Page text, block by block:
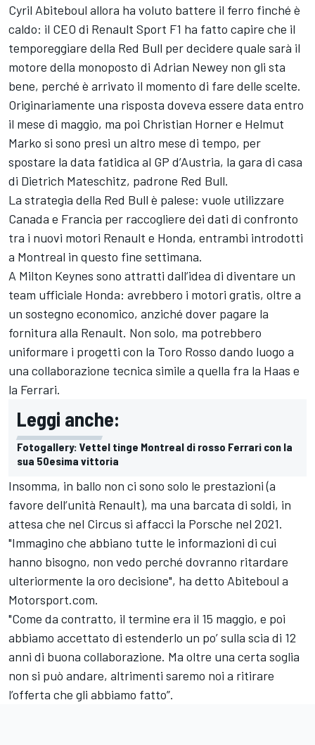
Cyril Abiteboul allora ha voluto battere il ferro finché è
caldo: il CEO di Renault Sport F1 ha fatto capire che il
temporeggiare della Red Bull per decidere quale sarà il
motore della monoposto di Adrian Newey non gli sta
bene, perché è arrivato il momento di fare delle scelte.
Originariamente una risposta doveva essere data entro
il mese di maggio, ma poi Christian Horner e Helmut
Marko si sono presi un altro mese di tempo, per
spostare la data fatidica al GP d’Austria, la gara di casa
di Dietrich Mateschitz, padrone Red Bull.
La strategia della Red Bull è palese: vuole utilizzare
Canada e Francia per raccogliere dei dati di confronto
tra i nuovi motori Renault e Honda, entrambi introdotti
a Montreal in questo fine settimana.
A Milton Keynes sono attratti dall’idea di diventare un
team ufficiale Honda: avrebbero i motori gratis, oltre a
un sostegno economico, anziché dover pagare la
fornitura alla Renault. Non solo, ma potrebbero
uniformare i progetti con la Toro Rosso dando luogo a
una collaborazione tecnica simile a quella fra la Haas e
la Ferrari.
Leggi anche:
Fotogallery: Vettel tinge Montreal di rosso Ferrari con la
sua 50esima vittoria
Insomma, in ballo non ci sono solo le prestazioni (a
favore dell’unità Renault), ma una barcata di soldi, in
attesa che nel Circus si affacci la Porsche nel 2021.
"Immagino che abbiano tutte le informazioni di cui
hanno bisogno, non vedo perché dovranno ritardare
ulteriormente la oro decisione", ha detto Abiteboul a
Motorsport.com.
"Come da contratto, il termine era il 15 maggio, e poi
abbiamo accettato di estenderlo un po’ sulla scia di 12
anni di buona collaborazione. Ma oltre una certa soglia
non si può andare, altrimenti saremo noi a ritirare
l’offerta che gli abbiamo fatto”.